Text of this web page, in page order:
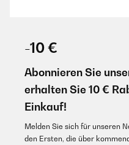
zu trainieren. Zu empfehlen :)
Amazon-Benutzer
-10 €
Abonnieren Sie
erhalten Sie 10 €
Einkauf!
Melden Sie sich für unseren
den Ersten, die über